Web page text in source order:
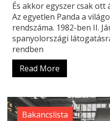
És akkor egyszer csak ott
Az egyetlen Panda a
rendszáma. 1982-ben II.
spanyolországi
rendben
Read More
Bakancslista